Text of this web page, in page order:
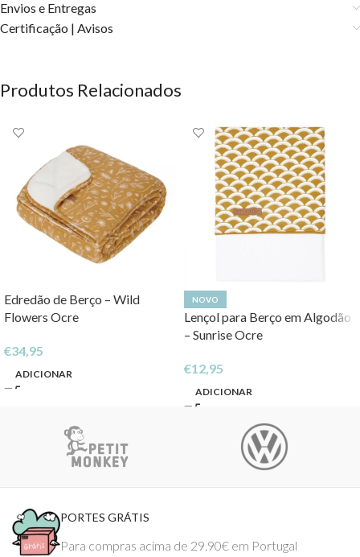
Envios e Entregas
Certificação | Avisos
Produtos Relacionados
Edredão de Berço – Wild
Flowers Ocre
€34,95
ADICIONAR
NOVO
Lençol para Berço em Algodão
– Sunrise Ocre
€12,95
ADICIONAR
PORTES GRÁTIS
Para compras acima de 29.90€ em Portugal